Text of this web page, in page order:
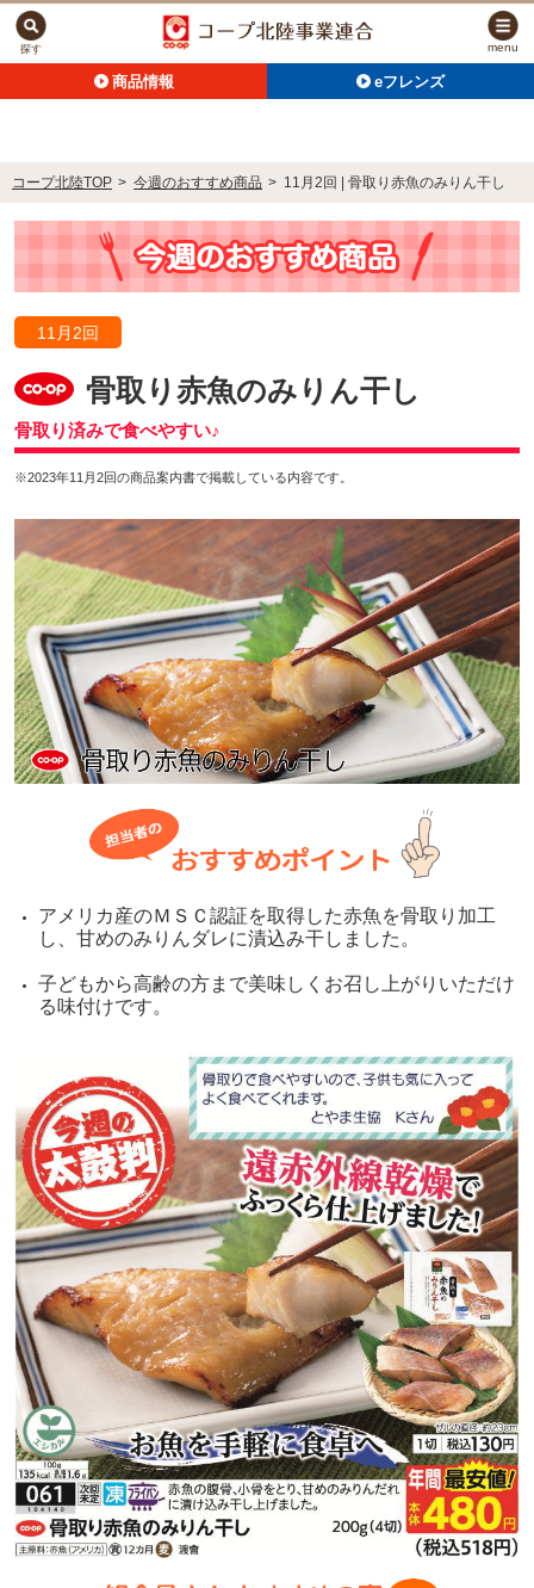
商品情報 eフレンズ
探す menu
コープ北陸TOP > 今週のおすすめ商品 > 11月2回 | 骨取り赤魚のみりん干し
11月2回
骨取り赤魚のみりん干し
骨取り済みで食べやすい♪
※2023年11月2回の商品案内書で掲載している内容です。
アメリカ産のＭＳＣ認証を取得した赤魚を骨取り加工
し、甘めのみりんダレに漬込み干しました。
子どもから高齢の方まで美味しくお召し上がりいただけ
る味付けです。